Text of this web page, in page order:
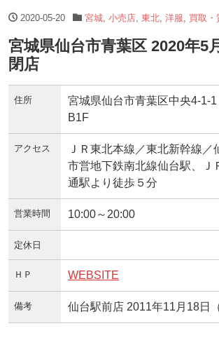
2020-05-20 宮城, 小売店, 東北, 洋服 買取・
宮城県仙台市青葉区 2020年5
閉店
住所
宮城県仙台市青葉区中央4-
B1F
アクセス
ＪＲ東北本線／東北新幹線／
市営地下鉄南北線仙台駅、Ｊ
通駅より徒歩５分
営業時間 10:00～20:00
定休日
ＨＰ WEBSITE
備考 仙台駅前店 2011年11月18日